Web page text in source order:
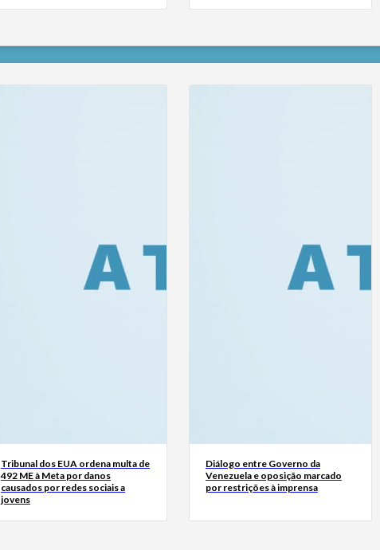
Tribunal dos EUA ordena multa de
492 ME à Meta por danos
causados por redes sociais a
jovens
Diálogo entre Governo da
Venezuela e oposição marcado
por restrições à imprensa